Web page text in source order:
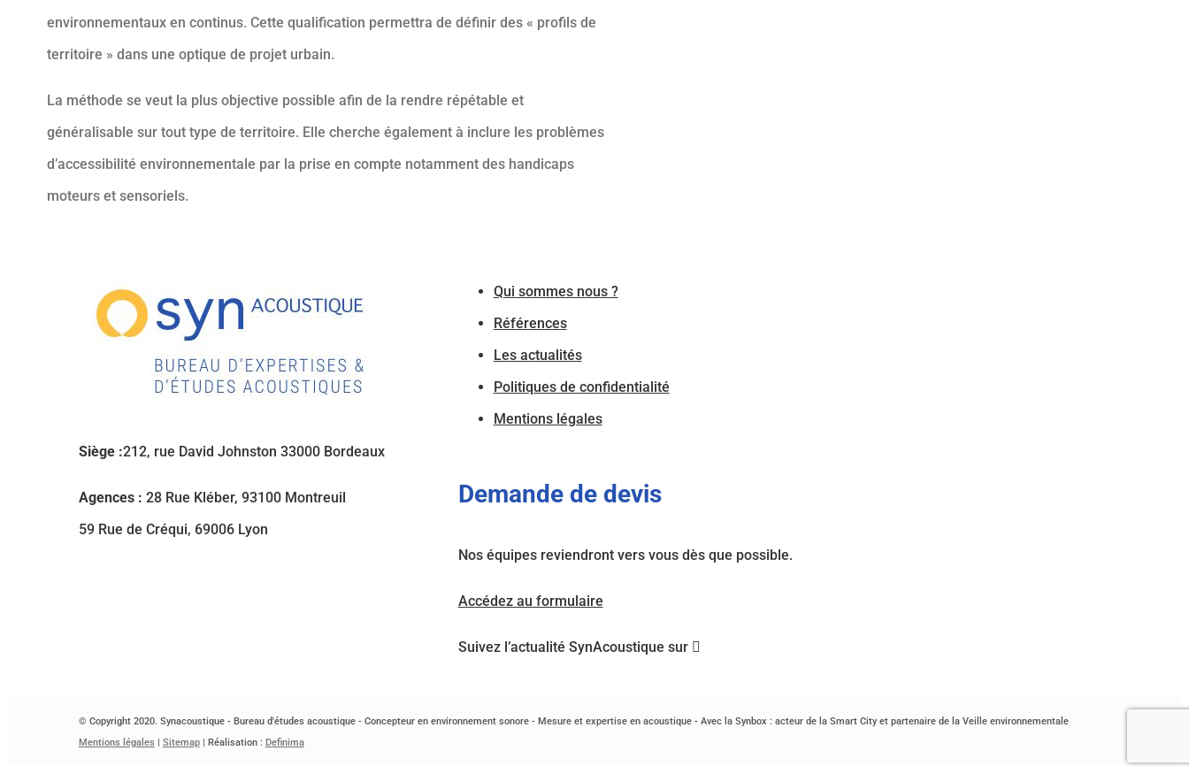
environnementaux en continus. Cette qualification permettra de définir des « profils de
territoire » dans une optique de projet urbain.
La méthode se veut la plus objective possible afin de la rendre répétable et
généralisable sur tout type de territoire. Elle cherche également à inclure les problèmes
d’accessibilité environnementale par la prise en compte notamment des handicaps
moteurs et sensoriels.
Siège :212, rue David Johnston 33000 Bordeaux
Agences : 28 Rue Kléber, 93100 Montreuil
59 Rue de Créqui, 69006 Lyon
Qui sommes nous ?
Références
Les actualités
Politiques de confidentialité
Mentions légales
Demande de devis
Nos équipes reviendront vers vous dès que possible.
Accédez au formulaire
Suivez l’actualité SynAcoustique sur
© Copyright 2020. Synacoustique - Bureau d'études acoustique - Concepteur en environnement sonore - Mesure et expertise en acoustique - Avec la Synbox : acteur de la Smart City et partenaire de la Veille environnementale
Mentions légales
Sitemap| Réalisation : Definima